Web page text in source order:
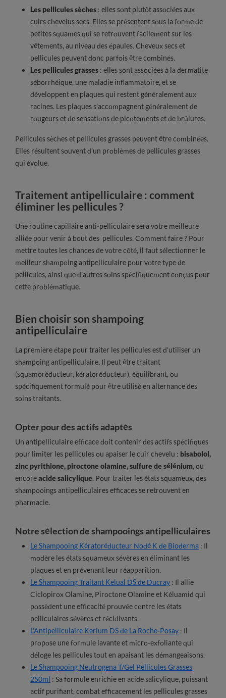
Les pellicules sèches : elles sont plutôt associées aux
cuirs chevelus secs. Elles se présentent sous la forme de
petites squames qui se retrouvent facilement sur les
vêtements, au niveau des épaules. Cheveux secs et
pellicules peuvent donc parfois être combinés.
Les pellicules grasses : elles sont associées à la dermatite
séborrhéique, une maladie inflammatoire, et se
développent en plaques qui restent généralement aux
racines. Les plaques s’accompagnent généralement de
rougeurs et de sensations de picotements et de brûlures.
Pellicules sèches et pellicules grasses peuvent être combinées.
Elles résultent souvent d’un problèmes de pellicules grasses
qui évolue.
Traitement antipelliculaire : comment
éliminer les pellicules ?
Une routine capillaire anti-pelliculaire sera votre meilleure
alliée pour venir à bout des pellicules. Comment faire ? Pour
mettre toutes les chances de votre côté, il faut sélectionner le
meilleur shampoing antipelliculaire pour votre type de
pellicules, ainsi que d’autres soins spécifiquement conçus pour
cette problématique.
Bien choisir son shampoing
antipelliculaire
La première étape pour traiter les pellicules est d’utiliser un
shampoing antipelliculaire. Il peut être traitant
(squamoréducteur, kératoréducteur), équilibrant, ou
spécifiquement formulé pour être utilisé en alternance des
soins traitants.
Opter pour des actifs adaptés
Un antipelliculaire efficace doit contenir des actifs spécifiques
pour limiter les pellicules ou apaiser le cuir chevelu : bisabolol,
zinc pyrithione, piroctone olamine, sulfure de sélénium, ou
encoreacide salicylique. Pour traiter les états squameux, des
shampooings antipelliculaires efficaces se retrouvent en
pharmacie.
Notre sélection de shampooings antipelliculaires
Le Shampooing Kératoréducteur Nodé K de Bioderma : Il
modère les états squameux sévères en éliminant les
plaques et en prévenant leur réapparition.
Le Shampooing Traitant Kelual DS de Ducray : Il allie
Ciclopirox Olamine, Piroctone Olamine et Kéluamid qui
possèdent une efficacité prouvée contre les états
pelliculaires sévères et récidivants.
L’Antipelliculaire Kerium DS de La Roche-Posay : Il
propose une formule lavante et micro-exfoliante qui
déloge les pellicules tout en apaisant les démangeaisons.
Le Shampooing Neutrogena T/Gel Pellicules Grasses
250ml : Sa formule enrichie en acide salicylique, puissant
actif purifiant, combat efficacement les pellicules grasses